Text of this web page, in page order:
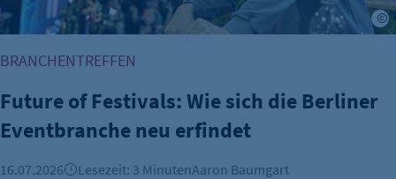
BRANCHENTREFFEN
Future of Festivals: Wie sich die Berliner
Eventbranche neu erfindet
16.07.2026 Lesezeit: 3 MinutenAaron Baumgart